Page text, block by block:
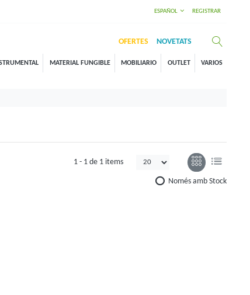
ESPAÑOL REGISTRAR
OFERTES NOVETATS
MATERIAL FUNGIBLE MOBILIARIO OUTLET VARIOS
1 - 1 de 1 items
Només amb Stock